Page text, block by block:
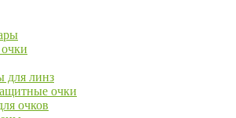
для линз
очки
очков